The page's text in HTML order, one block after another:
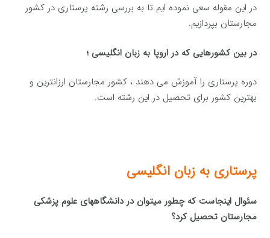
در این مقوله سعی نموده ایم تا به بررسی رشته پرستاری در کشور
مجارستان بپردازیم.
در بین کشورهایی که در اروپا به زبان انگلیسی ؛
دوره پرستاری را آموزش می دهند ، کشور مجارستان ارزانترین و
بهترین کشور برای تحصیل در این رشته است.
پرستاری به زبان انگلیسی
سئوال اینجاست که چطور میتوان در دانشگاههای علوم پزشکی
مجارستان تحصیل کرد؟